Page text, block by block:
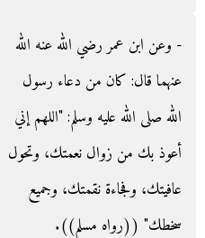
- وعن ابن عمر رضي الله عنه الله
عنهما قال‏:‏ كان من دعاء رسول
الله صلى الله عليه وسلم‏:‏ ‏"‏اللهم إني
أعوذ بك من زوال نعمتك، وتحول
عافيتك، وفجاءة نقمتك، وجميع
سخطك‏"‏ ‏(‏‏(‏رواه مسلم‏)‏‏)‏‏.‏